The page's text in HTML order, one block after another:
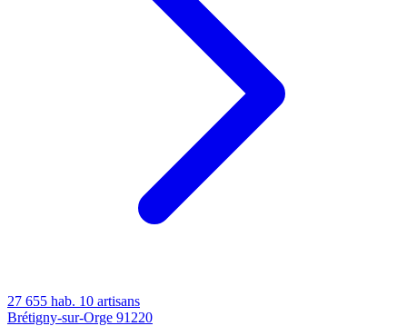
27 655 hab. 10 artisans
Brétigny-sur-Orge 91220